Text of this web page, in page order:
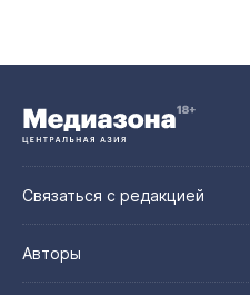
Связаться с редакцией
Авторы